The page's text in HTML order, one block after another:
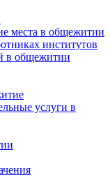
места в общежитии
институтов
в общежитии
услуги в